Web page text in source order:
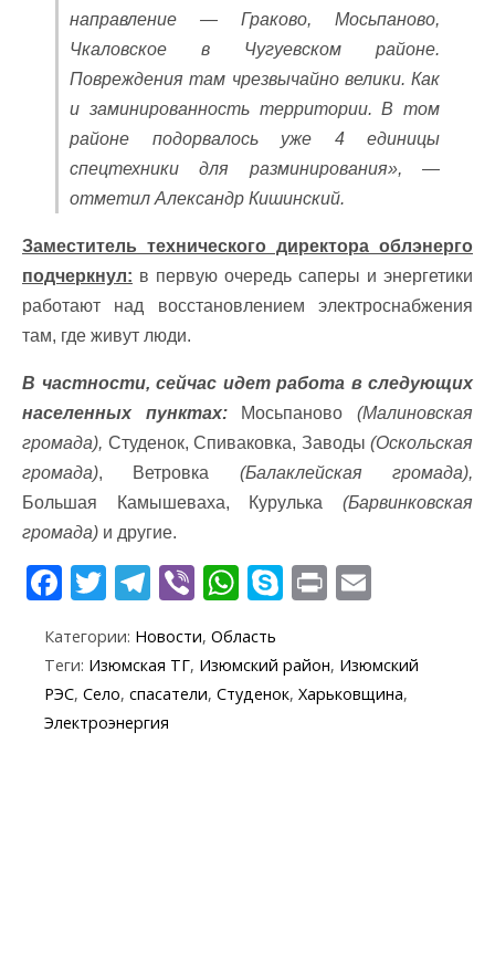
направление — Граково, Мосьпаново,
Чкаловское в Чугуевском районе.
Повреждения там чрезвычайно велики. Как
и заминированность территории. В том
районе подорвалось уже 4 единицы
спецтехники для разминирования», —
отметил Александр Кишинский.
Заместитель технического директора облэнерго
подчеркнул: в первую очередь саперы и энергетики
работают над восстановлением электроснабжения
там, где живут люди.
В частности, сейчас идет работа в следующих
населенных пунктах:Мосьпаново(Малиновская
громада), Студенок, Спиваковка, Заводы (Оскольская
громада), Ветровка (Балаклейская громада),
Большая Камышеваха, Курулька (Барвинковская
громада) и другие.
F
e
b
o
T
itt
er
T
e
gr
a
Vi
er
W
at
s
S
y
p
Pr
t ai
l
Категории: Новости, Область
Теги: Изюмская ТГ, Изюмский район, Изюмский
РЭС, Село, спасатели, Студенок, Харьковщина,
Электроэнергия